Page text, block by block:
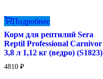
Подробнее
Корм для рептилий Sera
Reptil Professional Carnivor
3,8 л 1,12 кг (ведро) (S1823)
4810 ₽